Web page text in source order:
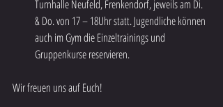
Turnhalle Neufeld, Frenkendorf, jeweils am Di.
& Do. von 17 – 18Uhr statt. Jugendliche können
auch im Gym die Einzeltrainings und
Gruppenkurse reservieren.
Wir freuen uns auf Euch!